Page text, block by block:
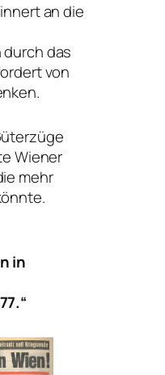
an die
das
von
Wiener
mehr
in